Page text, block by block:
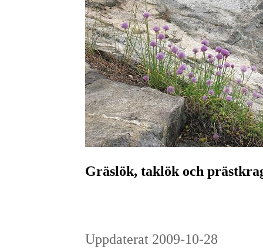
Gräslök, taklök och
Uppdaterat 2009-10-28